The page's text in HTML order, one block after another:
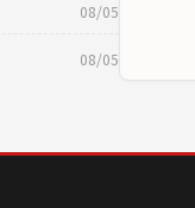
08/05
08/05